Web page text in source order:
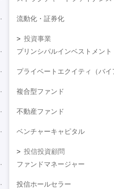
流動化・証券化
投資事業
プリンシパルインベストメント
プライベートエクイティ（バイ
複合型ファンド
不動産ファンド
ベンチャーキャピタル
投信投資顧問
ファンドマネージャー
投信ホールセラー